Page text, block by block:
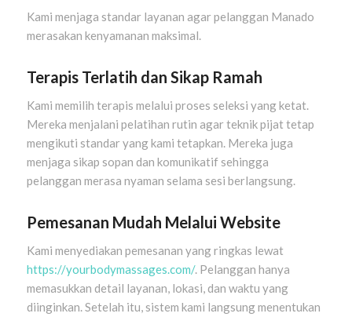
Kami menjaga standar layanan agar pelanggan Manado
merasakan kenyamanan maksimal.
Terapis Terlatih dan Sikap Ramah
Kami memilih terapis melalui proses seleksi yang ketat.
Mereka menjalani pelatihan rutin agar teknik pijat tetap
mengikuti standar yang kami tetapkan. Mereka juga
menjaga sikap sopan dan komunikatif sehingga
pelanggan merasa nyaman selama sesi berlangsung.
Pemesanan Mudah Melalui Website
Kami menyediakan pemesanan yang ringkas lewat
https://yourbodymassages.com/. Pelanggan hanya
memasukkan detail layanan, lokasi, dan waktu yang
diinginkan. Setelah itu, sistem kami langsung menentukan